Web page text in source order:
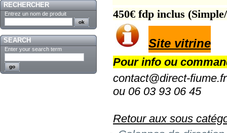
RECHERCHER
Entrez un nom de produit
SEARCH
Enter your search term
450€ fdp inclus
Site vitrine
Pour info ou
contact@direct-fiume.fr
ou 06 03 93 06 45
Retour aux sous